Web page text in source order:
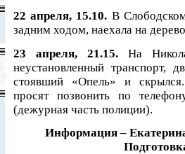
22 апреля, 15.10. В
задним ходом, наехала на
23 апреля, 21.15.На
неустановленный транспорт,
стоявший «Опель» и
просят позвонить по
(дежурная часть полиции).
Информация –